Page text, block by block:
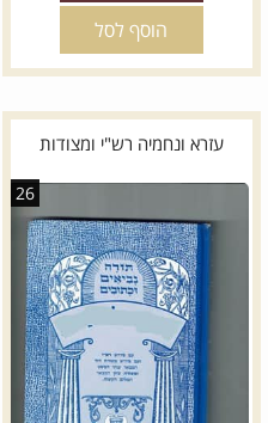
דגם:
הוסף לסל
עזרא ונחמיה רש"י ומצודות
26